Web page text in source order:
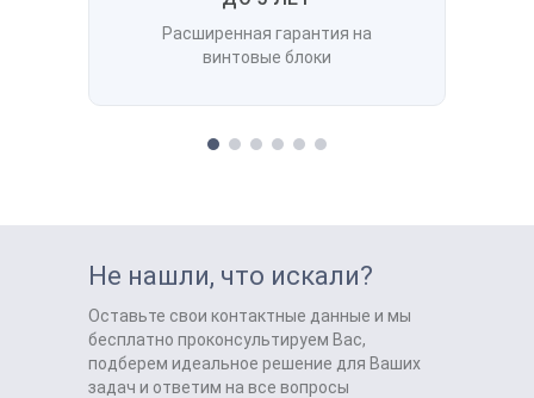
Расширенная гарантия на
винтовые блоки
Не нашли, что искали?
Оставьте свои контактные данные и мы
бесплатно проконсультируем Вас,
подберем идеальное решение для Ваших
задач и ответим на все вопросы